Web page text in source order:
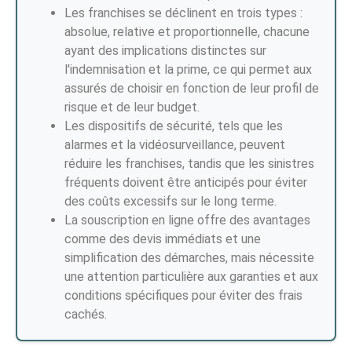
Les franchises se déclinent en trois types :
absolue, relative et proportionnelle, chacune
ayant des implications distinctes sur
l'indemnisation et la prime, ce qui permet aux
assurés de choisir en fonction de leur profil de
risque et de leur budget.
Les dispositifs de sécurité, tels que les
alarmes et la vidéosurveillance, peuvent
réduire les franchises, tandis que les sinistres
fréquents doivent être anticipés pour éviter
des coûts excessifs sur le long terme.
La souscription en ligne offre des avantages
comme des devis immédiats et une
simplification des démarches, mais nécessite
une attention particulière aux garanties et aux
conditions spécifiques pour éviter des frais
cachés.